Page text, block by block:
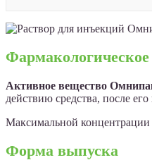
Фармакологическое
Активное вещество
действию средства, после
Максимальной концентрации
Форма выпуска